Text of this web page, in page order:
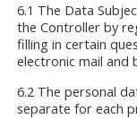
6.1 The Data
the Controller by
filling in certain
electronic mail and
6.2 The personal
separate for each